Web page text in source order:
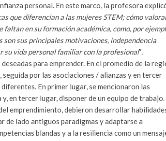
personal. En este marco, la profesora
que diferencian a las mujeres STEM; cómo
en su formación académica, como, por
son sus principales motivaciones, independencia
su vida personal familiar con la profesional”.
para emprender. En el promedio de la
por las asociaciones / alianzas y en tercer
En primer lugar, se mencionaron las
en tercer lugar, disponer de un equipo de trabajo.
emprendimiento, debieron desarrollar
de lado antiguos paradigmas y adaptarse a
blandas y a la resiliencia como un